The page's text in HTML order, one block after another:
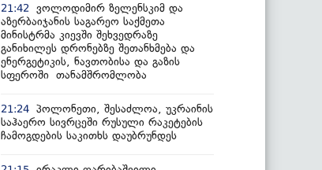
21:42
ვოლოდიმირ ზელენსკიმ და
აზერბაიჯანის საგარეო საქმეთა
მინისტრმა კიევში შეხვედრაზე
განიხილეს დრონებზე შეთანხმება და
ენერგეტიკის, ნავთობისა და გაზის
სფეროში თანამშრომლობა
21:24 პოლონეთი, შესაძლოა, უკრაინის
საჰაერო სივრცეში რუსული რაკეტების
ჩამოგდების საკითხს დაუბრუნდეს